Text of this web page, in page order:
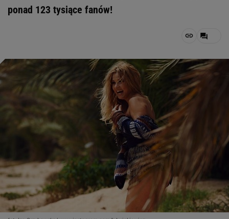
ponad 123 tysiące fanów!